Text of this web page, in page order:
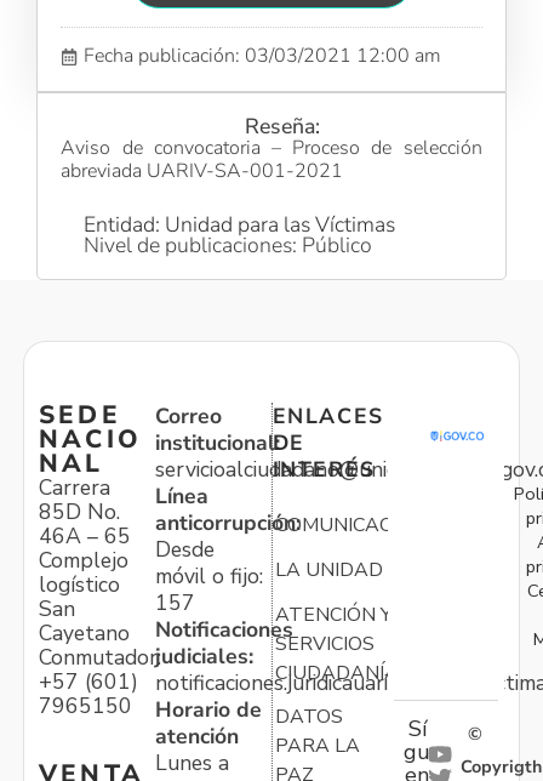
Fecha publicación: 03/03/2021 12:00 am
Reseña:
Aviso de convocatoria – Proceso de selección
abreviada UARIV-SA-001-2021
Entidad: Unidad para las Víctimas
Nivel de publicaciones: Público
SEDE
NACIO
NAL
Carrera
85D No.
46A – 65
Complejo
logístico
San
Cayetano
Conmutador:
+57 (601)
7965150
VENTA
Correo
institucional:
Línea
anticorrupción:
Desde
móvil o fijo:
157
Notificaciones
judiciales:
Horario de
atención
Lunes a
ENLACES
DE
INTERÉS
COMUNICACIONES
LA UNIDAD
ATENCIÓN Y
SERVICIOS
CIUDADANÍA
DATOS
PARA LA
PAZ
Sí
gu
©
Copyrigth